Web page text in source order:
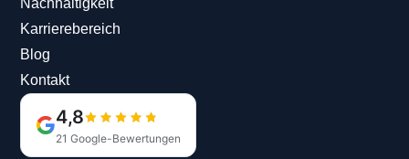
Nachhaltigkeit
Karrierebereich
Blog
Kontakt